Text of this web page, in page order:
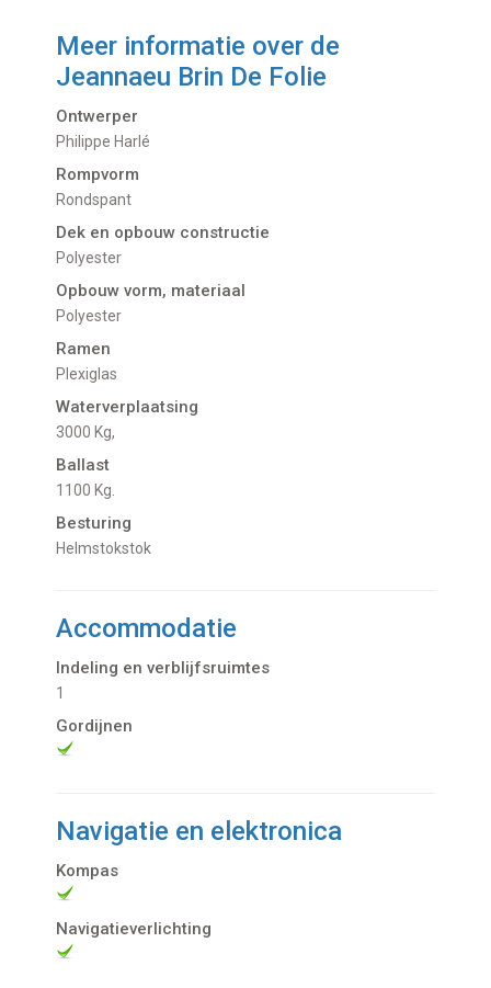
Meer informatie over de
Jeannaeu Brin De Folie
Ontwerper
Philippe Harlé
Rompvorm
Rondspant
Dek en opbouw constructie
Polyester
Opbouw vorm, materiaal
Polyester
Ramen
Plexiglas
Waterverplaatsing
3000 Kg,
Ballast
1100 Kg.
Besturing
Helmstokstok
Accommodatie
Indeling en verblijfsruimtes
1
Gordijnen
Navigatie en elektronica
Kompas
Navigatieverlichting